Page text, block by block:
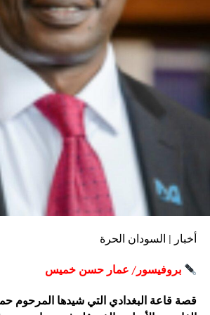
كما تناول سعادة السفير مكانة القارة
المتزايدة في النظام الدولي، مشيرًا إلى أن
شابة تمتلك موارد بشرية وطبيعية كبيرة،
إحدى أهم مناطق النمو والتأثير في مستقبل
الاستثمار في الطاقات البشرية الإفريقية
في النقاشات الدولية حول مستقبل الاقتصاد
وفي جانب آخر من كلمته، أشاد السفير
منصة دراسات الأمن والسلام في مجال
الاستراتيجية، مثمنًا جهود مدير المنصة
البحث العلمي وخلق مساحة للحوار حول
بالسودان وإفريقيا والأمن والسلام.
وشهد اللقاء نقاشًا وتبادلًا للرؤى حول عدد
تعزيز دور المؤسسات البحثية في إنتاج
أخبار | السودان الحرة
بروفيسور/ عمار حسن خميس
قصة قاعة البغدادي التي شيدها المرحوم